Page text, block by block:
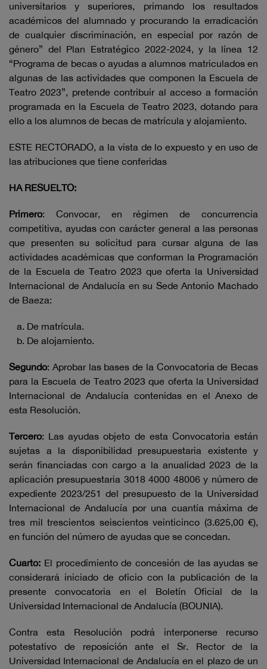
universitarios y superiores, primando los resultados
académicos del alumnado y procurando la erradicación
de cualquier discriminación, en especial por razón de
género” del Plan Estratégico 2022-2024, y la línea 12
“Programa de becas o ayudas a alumnos matriculados en
algunas de las actividades que componen la Escuela de
Teatro 2023”, pretende contribuir al acceso a formación
programada en la Escuela de Teatro 2023, dotando para
ello a los alumnos de becas de matrícula y alojamiento.
ESTE RECTORADO, a la vista de lo expuesto y en uso de
las atribuciones que tiene conferidas
HA RESUELTO:
Primero: Convocar, en régimen de concurrencia
competitiva, ayudas con carácter general a las personas
que presenten su solicitud para cursar alguna de las
actividades académicas que conforman la Programación
de la Escuela de Teatro 2023 que oferta la Universidad
Internacional de Andalucía en su Sede Antonio Machado
de Baeza:
De matrícula.
De alojamiento.
Segundo: Aprobar las bases de la Convocatoria de Becas
para la Escuela de Teatro 2023 que oferta la Universidad
Internacional de Andalucía contenidas en el Anexo de
esta Resolución.
Tercero: Las ayudas objeto de esta Convocatoria están
sujetas a la disponibilidad presupuestaria existente y
serán financiadas con cargo a la anualidad 2023 de la
aplicación presupuestaria 3018 4000 48006 y número de
expediente 2023/251 del presupuesto de la Universidad
Internacional de Andalucía por una cuantía máxima de
tres mil trescientos seiscientos veinticinco (3.625,00 €),
en función del número de ayudas que se concedan.
Cuarto: El procedimiento de concesión de las ayudas se
considerará iniciado de oficio con la publicación de la
presente convocatoria en el Boletín Oficial de la
Universidad Internacional de Andalucía (BOUNIA).
Contra esta Resolución podrá interponerse recurso
potestativo de reposición ante el Sr. Rector de la
Universidad Internacional de Andalucía en el plazo de un